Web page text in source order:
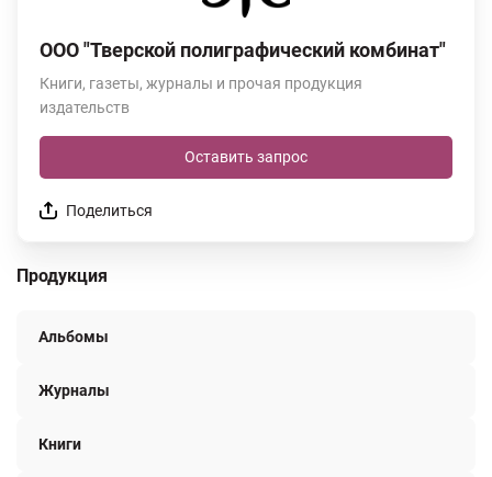
Продукция
Альбомы
Журналы
Книги
ООО "Тверской полиграфический комбинат"
Книги, газеты, журналы и прочая продукция
издательств
Оставить запрос
Поделиться